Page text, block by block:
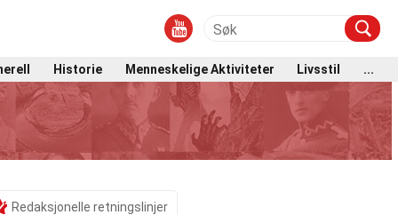
Historie Menneskelige Aktiviteter Livsstil
...
Redaksjonelle retningslinjer